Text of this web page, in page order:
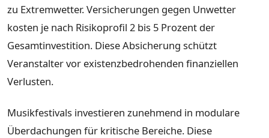
zu Extremwetter. Versicherungen gegen Unwetter
kosten je nach Risikoprofil 2 bis 5 Prozent der
Gesamtinvestition. Diese Absicherung schützt
Veranstalter vor existenzbedrohenden finanziellen
Verlusten.
Musikfestivals investieren zunehmend in modulare
Überdachungen für kritische Bereiche. Diese